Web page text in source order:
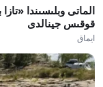
قوقىس جينالدى
ايماق